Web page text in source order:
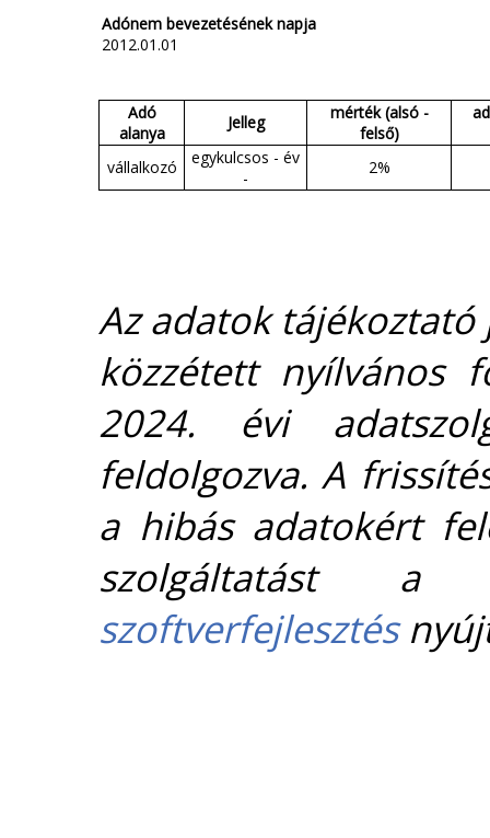
Adónem bevezetésének napja
2012.01.01
Adó
alanya
Jelleg
mérték (alsó -
felső)
vállalkozó
egykulcsos - év
-
2%
Az adatok
közzétett nyílvános
2024. évi
feldolgozva. A
a hibás adatokért
szolgáltatást
szoftverfejlesztés